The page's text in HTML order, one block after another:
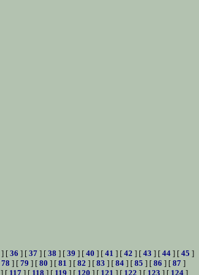
] [ 36 ] [ 37 ] [ 38 ] [ 39 ] [ 40 ] [ 41 ] [ 42 ] [ 43 ] [ 44 ] [ 45 ]
78 ] [ 79 ] [ 80 ] [ 81 ] [ 82 ] [ 83 ] [ 84] [ 85 ] [ 86 ] [ 87]
] [ 117 ] [ 118 ] [ 119 ] [ 120 ] [ 121 ] [ 122 ] [ 123 ] [ 124 ]